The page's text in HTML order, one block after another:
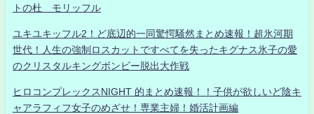
トの杜 モリッフル
ユキユキッフル2！ど底辺的一同驚愕騒然まとめ速報！超氷河期
世代！人生の強制ロスカットですべてを失ったキグナス氷子の愛
のクリスタルキングボンビー脱出大作戦
ヒロコンプレックスNIGHT 的まとめ速報！！子供が欲しいど陰キ
ャアラフィフ女子のめざせ！専業主婦！婚活計画編